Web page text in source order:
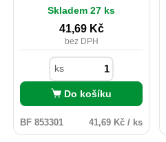
vybavena otvorem pro
upevnění visacího zámku.
Zabraňuje samovolnému
otevření či pohybu dvířek a
vík a chrání před
neoprávněným přístupem.
Skladem 27 ks
41,69 Kč
bez DPH
ks
Do košíku
BF 853301 41,69 Kč / ks